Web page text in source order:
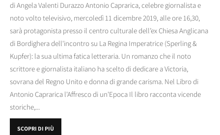
di Angela Valenti Durazzo Antonio Caprarica, celebre giornalista e
noto volto televisivo, mercoledì 11 dicembre 2019, alle ore 16,30,
sarà protagonista presso il centro culturale dell’ex Chiesa Anglicana
di Bordighera dell'incontro su La Regina Imperatrice (Sperling &
Kupfer): la sua ultima fatica letteraria. Un romanzo che il noto
scrittore e giornalista italiano ha scelto di dedicare a Victoria,
sovrana del Regno Unito e donna di grande carisma. Nel Libro di
Antonio Caprarica l'Affresco di un'Epoca Il libro racconta vicende
storiche,...
SCOPRI DI PIÙ